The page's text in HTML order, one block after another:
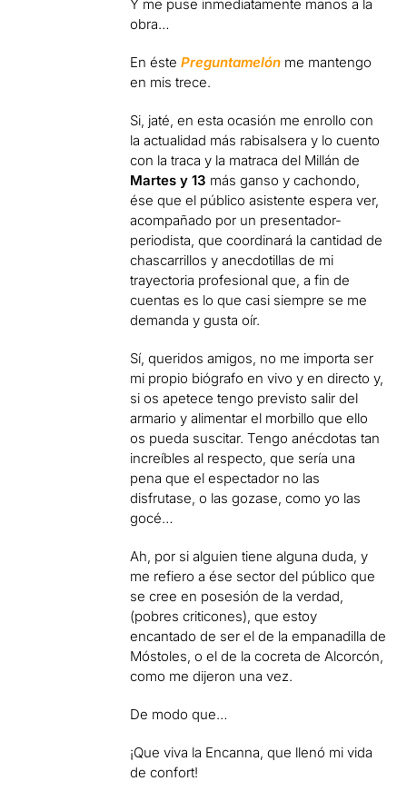
Y me puse inmediatamente manos a la
obra…
En éstePreguntamelón me mantengo
en mis trece.
Si, jaté, en esta ocasión me enrollo con
la actualidad más rabisalsera y lo cuento
con la traca y la matraca del Millán de
Martes y 13 más ganso y cachondo,
ése que el público asistente espera ver,
acompañado por un presentador-
periodista, que coordinará la cantidad de
chascarrillos y anecdotillas de mi
trayectoria profesional que, a fin de
cuentas es lo que casi siempre se me
demanda y gusta oír.
Sí, queridos amigos, no me importa ser
mi propio biógrafo en vivo y en directo y,
si os apetece tengo previsto salir del
armario y alimentar el morbillo que ello
os pueda suscitar. Tengo anécdotas tan
increíbles al respecto, que sería una
pena que el espectador no las
disfrutase, o las gozase, como yo las
gocé…
Ah, por si alguien tiene alguna duda, y
me refiero a ése sector del público que
se cree en posesión de la verdad,
(pobres criticones), que estoy
encantado de ser el de la empanadilla de
Móstoles, o el de la cocreta de Alcorcón,
como me dijeron una vez.
De modo que…
¡Que viva la Encanna, que llenó mi vida
de confort!